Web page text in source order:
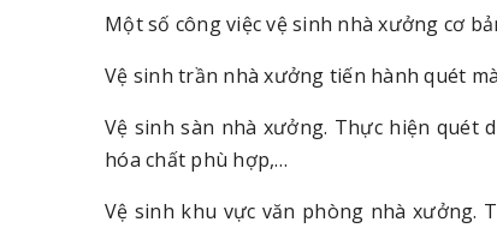
Một số công việc vệ sinh nhà xưởng cơ
Vệ sinh trần nhà xưởng tiến hành quét
Vệ sinh sàn nhà xưởng. Thực hiện quét
hóa chất phù hợp,…
Vệ sinh khu vực văn phòng nhà xưởng.